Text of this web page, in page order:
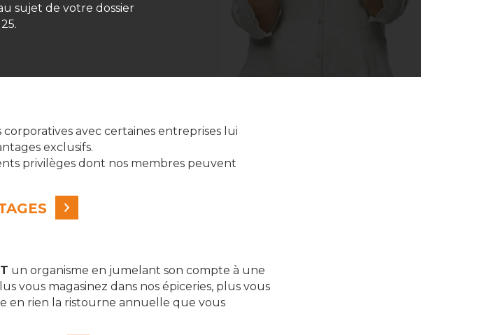
sujet de votre dossier
avec certaines entreprises lui
exclusifs.
privilèges dont nos membres peuvent
un organisme en jumelant son compte à une
vous magasinez dans nos épiceries, plus vous
en rien la ristourne annuelle que vous